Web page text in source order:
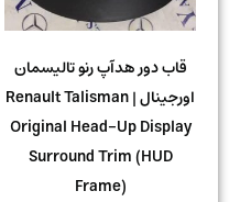
قاب دور هدآپ رنو تالیسمان
اورجینال | Renault Talisman
Original Head-Up Display
Surround Trim (HUD
Frame)